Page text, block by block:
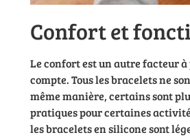
Confort et
Le confort est un autre facteur
compte. Tous les bracelets ne
même manière, certains sont
pratiques pour certaines
les bracelets en silicone sont